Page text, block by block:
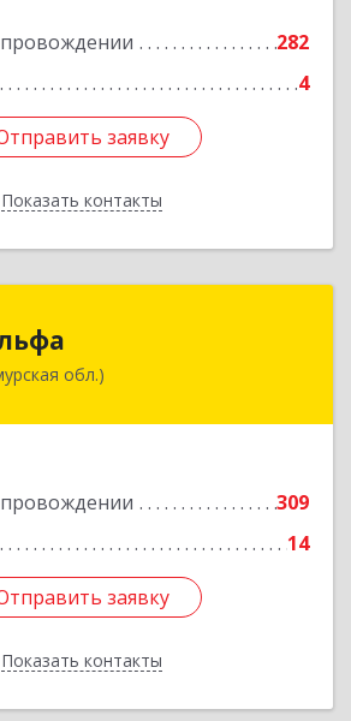
282
4
заявку
Показать контакты
заявку
Назад
обл.)
309
14
заявку
Показать контакты
обл, Благовещенск г, Зейская
заявку
Назад